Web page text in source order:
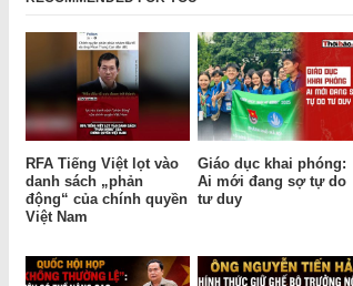
RFA Tiếng Việt lọt vào
danh sách „phản
động“ của chính quyền
Việt Nam
Giáo dục khai phóng:
Ai mới đang sợ tự do
tư duy